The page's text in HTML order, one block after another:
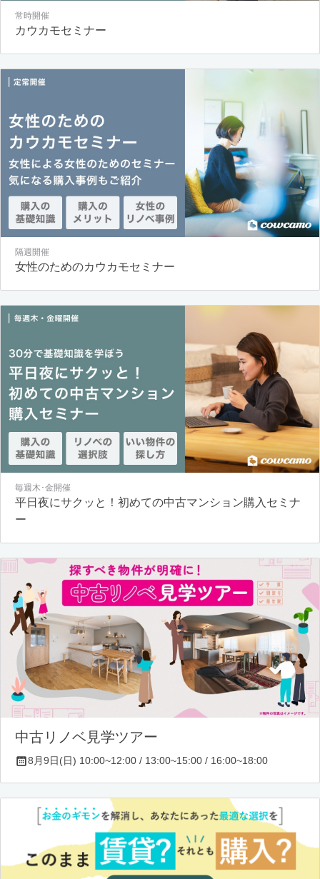
常時開催
カウカモセミナー
隔週開催
女性のためのカウカモセミナー
毎週木･金開催
平日夜にサクッと！初めての中古マンション購入セミナ
ー
中古リノベ見学ツアー
8月9日(日) 10:00~12:00 / 13:00~15:00 / 16:00~18:00